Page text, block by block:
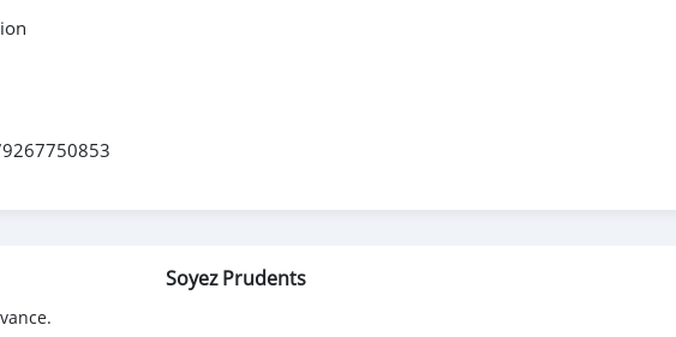
Soyez Prudents